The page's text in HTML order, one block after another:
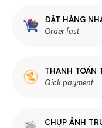
ĐẶT HÀNG
Order fast
THANH TOÁN
Qick payment
CHỤP ẢNH